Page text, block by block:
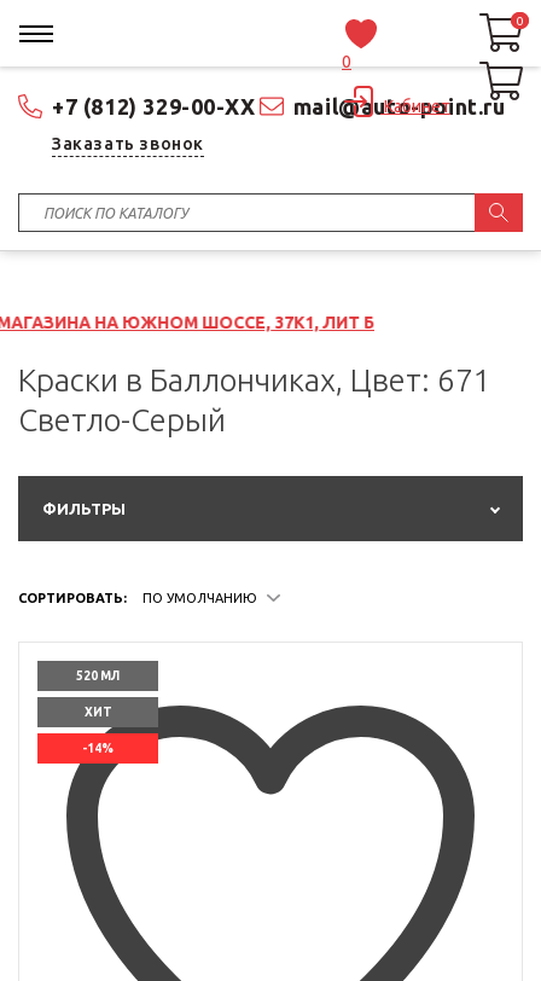
+7 (812) 329-00-XX mail@auto-point.ru
Заказать звонок
0
Кабинет
0
0
ЮЖНОМ ШОССЕ, 37К1, ЛИТ Б
Краски в Баллончиках, Цвет: 671
Светло-Серый
ФИЛЬТРЫ
СОРТИРОВАТЬ: ПО УМОЛЧАНИЮ
520 МЛ
ХИТ
-14%